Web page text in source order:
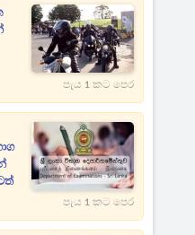
පැය 1 කට පෙර
පැය 1 කට පෙර